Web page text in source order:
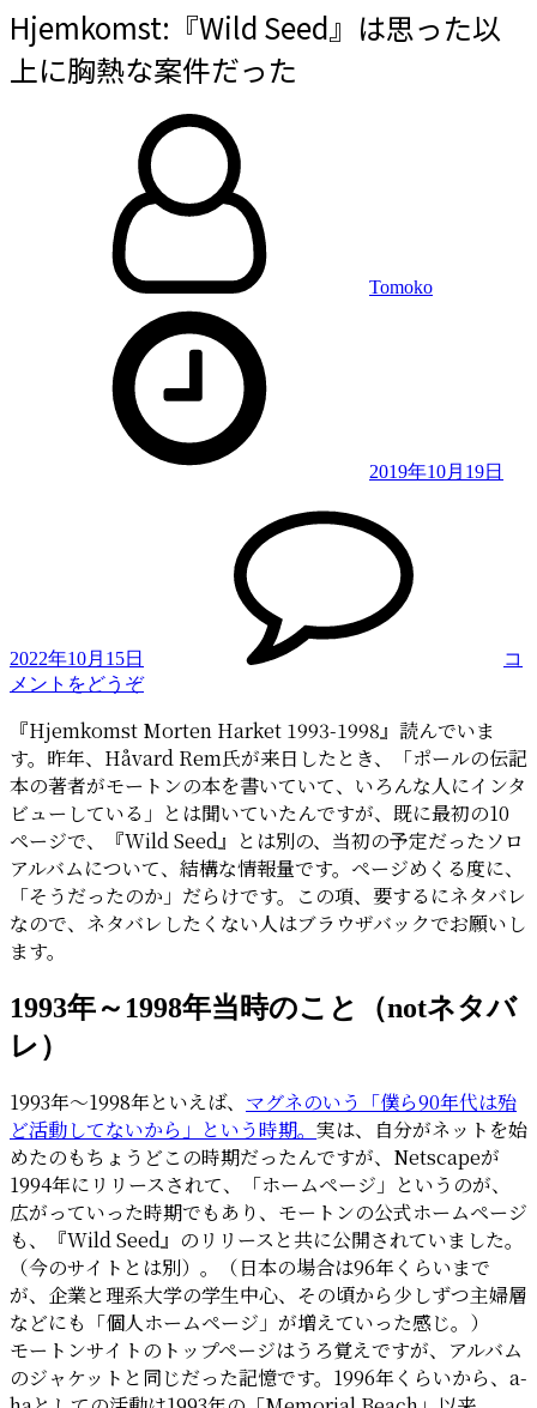
Hjemkomst:『Wild Seed』は思った以
上に胸熱な案件だった
Tomoko
2019年10月19日
2022年10月15日
コ
メントをどうぞ(Hjemkomst:
Seed』
は
思
っ
た
以
上
に
胸
案
た)
『Hjemkomst Morten Harket 1993-1998』読んでいま
す。昨年、Håvard Rem氏が来日したとき、「ポールの伝記
本の著者がモートンの本を書いていて、いろんな人にインタ
ビューしている」とは聞いていたんですが、既に最初の10
ページで、『Wild Seed』とは別の、当初の予定だったソロ
アルバムについて、結構な情報量です。ページめくる度に、
「そうだったのか」だらけです。この項、要するにネタバレ
なので、ネタバレしたくない人はブラウザバックでお願いし
ます。
1993年～1998年当時のこと（notネタバ
レ）
1993年～1998年といえば、 マグネのいう「僕ら90年代は殆
ど活動してないから」という時期。 実は、自分がネットを始
めたのもちょうどこの時期だったんですが、Netscapeが
1994年にリリースされて、「ホームページ」というのが、
広がっていった時期でもあり、モートンの公式ホームページ
も、『Wild Seed』のリリースと共に公開されていました。
（今のサイトとは別）。（日本の場合は96年くらいまで
が、企業と理系大学の学生中心、その頃から少しずつ主婦層
などにも「個人ホームページ」が増えていった感じ。）
モートンサイトのトップページはうろ覚えですが、アルバム
のジャケットと同じだった記憶です。1996年くらいから、a-